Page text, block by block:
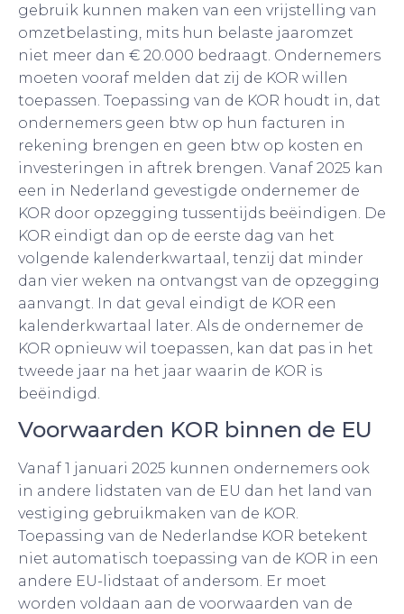
gebruik kunnen maken van een vrijstelling van
omzetbelasting, mits hun belaste jaaromzet
niet meer dan € 20.000 bedraagt. Ondernemers
moeten vooraf melden dat zij de KOR willen
toepassen. Toepassing van de KOR houdt in, dat
ondernemers geen btw op hun facturen in
rekening brengen en geen btw op kosten en
investeringen in aftrek brengen. Vanaf 2025 kan
een in Nederland gevestigde ondernemer de
KOR door opzegging tussentijds beëindigen. De
KOR eindigt dan op de eerste dag van het
volgende kalenderkwartaal, tenzij dat minder
dan vier weken na ontvangst van de opzegging
aanvangt. In dat geval eindigt de KOR een
kalenderkwartaal later. Als de ondernemer de
KOR opnieuw wil toepassen, kan dat pas in het
tweede jaar na het jaar waarin de KOR is
beëindigd.
Voorwaarden KOR binnen de EU
Vanaf 1 januari 2025 kunnen ondernemers ook
in andere lidstaten van de EU dan het land van
vestiging gebruikmaken van de KOR.
Toepassing van de Nederlandse KOR betekent
niet automatisch toepassing van de KOR in een
andere EU-lidstaat of andersom. Er moet
worden voldaan aan de voorwaarden van de